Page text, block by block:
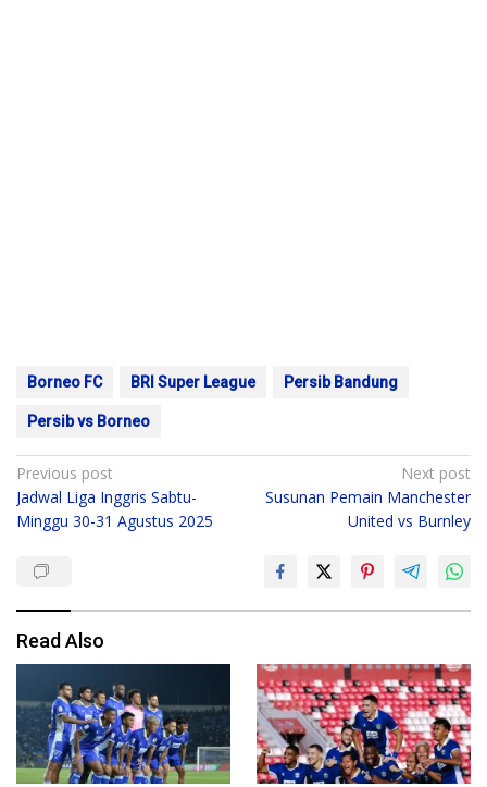
Borneo FC BRI Super League Persib Bandung
Persib vs Borneo
Post
navigation
Previous post
Jadwal Liga Inggris Sabtu-
Minggu 30-31 Agustus 2025
Next post
Susunan Pemain Manchester
United vs Burnley
Read Also